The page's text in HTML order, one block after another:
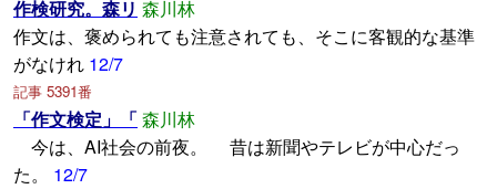
作検研究。森リ 森川林
作文は、褒められても注意されても、そこに客観的な基準
がなけれ 12/7
記事 5391番
「作文検定」「 森川林
今は、AI社会の前夜。 昔は新聞やテレビが中心だっ
た。
12/7